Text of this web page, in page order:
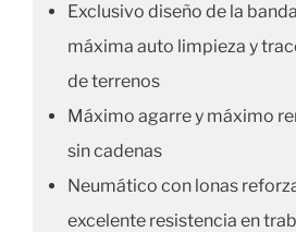
Exclusivo diseño de la
máxima auto limpieza y
de terrenos
Máximo agarre y máximo
sin cadenas
Neumático con lonas
excelente resistencia en